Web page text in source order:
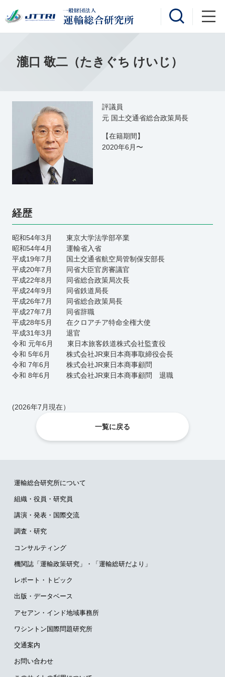
瀧口 敬二（たきぐち けいじ）
評議員
元 国土交通省総合政策局長
【在籍期間】
2020年6月〜
経歴
昭和54年3月 東京大学法学部卒業
昭和54年4月 運輸省入省
平成19年7月 国土交通省航空局管制保安部長
平成20年7月 同省大臣官房審議官
平成22年8月 同省総合政策局次長
平成24年9月 同省鉄道局長
平成26年7月 同省総合政策局長
平成27年7月 同省辞職
平成28年5月 在クロアチア特命全権大使
平成31年3月 退官
令和 元年6月
東日本旅客鉄道株式会社監査役
令和 5年6月 株式会社JR東日本商事取締役会長
令和 7年6月 株式会社JR東日本商事顧問
令和 8年6月 株式会社JR東日本商事顧問 退職
(2026年7月現在）
一覧に戻る
運輸総合研究所について
組織・役員・研究員
講演・発表・国際交流
調査・研究
コンサルティング
機関誌「運輸政策研究」・ 「運輸総研だより」
レポート・トピック
出版・データベース
アセアン・インド地域事務所
ワシントン国際問題研究所
交通案内
お問い合わせ